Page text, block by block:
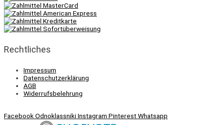
Rechtliches
Impressum
Datenschutzerklärung
AGB
Widerrufsbelehrung
FacebookOdnoklassnikiInstagram PinterestWhatsapp